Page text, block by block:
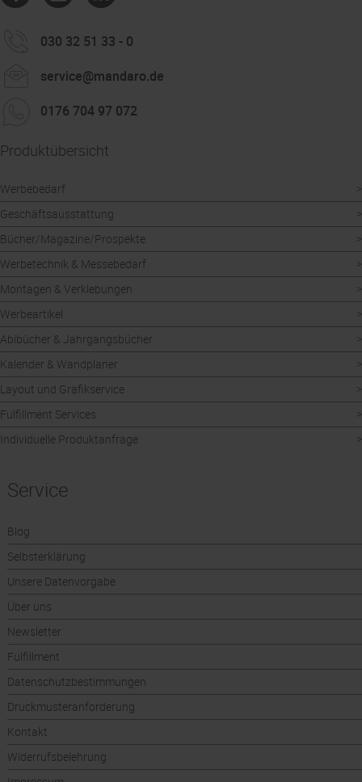
030 32 51 33 - 0
service@mandaro.de
0176 704 97 072
Produktübersicht
Werbebedarf
Geschäftsausstattung
Bücher/Magazine/Prospekte
Werbetechnik & Messebedarf
Montagen & Verklebungen
Werbeartikel
Abibücher & Jahrgangsbücher
Kalender & Wandplaner
Layout und Grafikservice
Fulfillment Services
Individuelle Produktanfrage
Service
Blog
Selbsterklärung
Unsere Datenvorgabe
Über uns
Newsletter
Fulfillment
Datenschutzbestimmungen
Druckmusteranforderung
Kontakt
Widerrufsbelehrung